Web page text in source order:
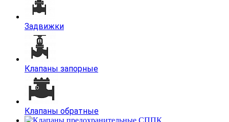
Задвижки
Клапаны запорные
Клапаны обратные